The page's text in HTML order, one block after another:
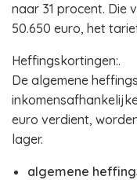
naar 31 procent.
50.650 euro, het
Heffingskortingen:.
De algemene
euro verdient,
lager.
algemene